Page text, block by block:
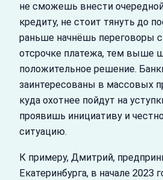
не сможешь внести
кредиту, не стоит тянуть до
раньше начнёшь переговоры
отсрочке платежа, тем выше
положительное решение.
заинтересованы в массовых
куда охотнее пойдут на
проявишь инициативу и
ситуацию.
К примеру, Дмитрий,
Екатеринбурга, в начале 2023